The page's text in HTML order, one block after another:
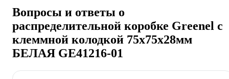
Вопросы и ответы о
распределительной коробке Greenel с
клеммной колодкой 75х75х28мм
БЕЛАЯ GE41216-01